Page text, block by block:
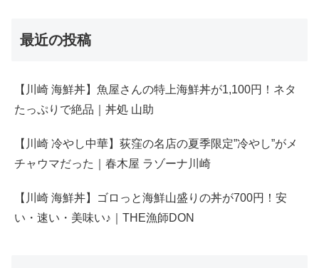
最近の投稿
【川崎 海鮮丼】魚屋さんの特上海鮮丼が1,100円！ネタ
たっぷりで絶品｜丼処 山助
【川崎 冷やし中華】荻窪の名店の夏季限定”冷やし”がメ
チャウマだった｜春木屋 ラゾーナ川崎
【川崎 海鮮丼】ゴロっと海鮮山盛りの丼が700円！安
い・速い・美味い♪｜THE漁師DON